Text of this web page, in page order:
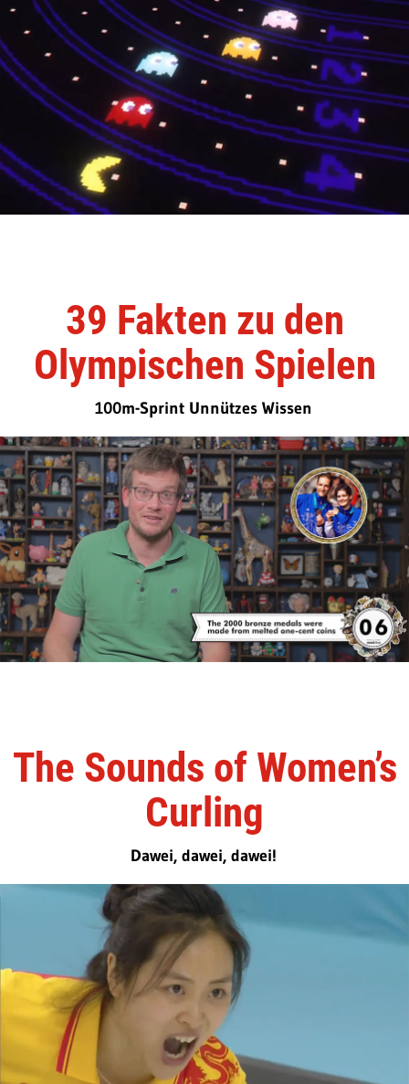
39 Fakten zu den
Olympischen Spielen
100m-Sprint Unnützes Wissen
The Sounds of Women’s
Curling
Dawei, dawei, dawei!